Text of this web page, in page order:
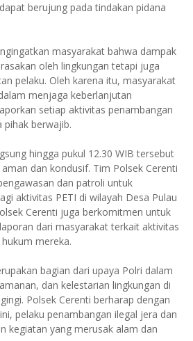
berujung pada tindakan pidana
masyarakat bahwa dampak
oleh lingkungan tetapi juga
pelaku. Oleh karena itu, masyarakat
menjaga keberlanjutan
setiap aktivitas penambangan
pihak berwajib.
hingga pukul 12.30 WIB tersebut
dan kondusif. Tim Polsek Cerenti
dan patroli untuk
aktivitas PETI di wilayah Desa Pulau
Cerenti juga berkomitmen untuk
dari masyarakat terkait aktivitas
mereka.
bagian dari upaya Polri dalam
dan kelestarian lingkungan di
Polsek Cerenti berharap dengan
pelaku penambangan ilegal jera dan
kegiatan yang merusak alam dan